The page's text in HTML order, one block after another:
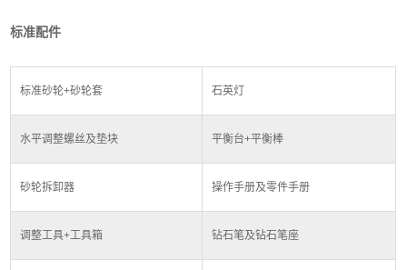
标准配件
标准砂轮+砂轮套 石英灯
水平调整螺丝及垫块 平衡台+平衡棒
砂轮拆卸器 操作手册及零件手册
调整工具+工具箱 钻石笔及钻石笔座